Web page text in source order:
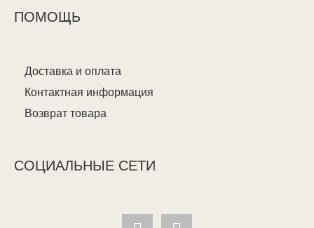
ПОМОЩЬ
Доставка и оплата
Контактная информация
Возврат товара
СОЦИАЛЬНЫЕ СЕТИ